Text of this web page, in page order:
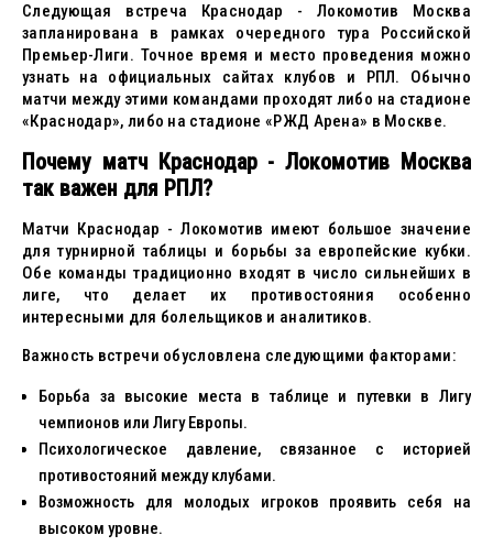
Следующая встреча Краснодар - Локомотив Москва
запланирована в рамках очередного тура Российской
Премьер-Лиги. Точное время и место проведения можно
узнать на официальных сайтах клубов и РПЛ. Обычно
матчи между этими командами проходят либо на стадионе
«Краснодар», либо на стадионе «РЖД Арена» в Москве.
Почему матч Краснодар - Локомотив Москва
так важен для РПЛ?
Матчи Краснодар - Локомотив имеют большое значение
для турнирной таблицы и борьбы за европейские кубки.
Обе команды традиционно входят в число сильнейших в
лиге, что делает их противостояния особенно
интересными для болельщиков и аналитиков.
Важность встречи обусловлена следующими факторами:
Борьба за высокие места в таблице и путевки в Лигу
чемпионов или Лигу Европы.
Психологическое давление, связанное с историей
противостояний между клубами.
Возможность для молодых игроков проявить себя на
высоком уровне.